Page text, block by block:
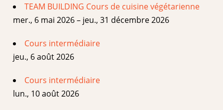
TEAM BUILDING Cours de cuisine végétarienne
mer., 6 mai 2026 – jeu., 31 décembre 2026
Cours intermédiaire
jeu., 6 août 2026
Cours intermédiaire
lun., 10 août 2026